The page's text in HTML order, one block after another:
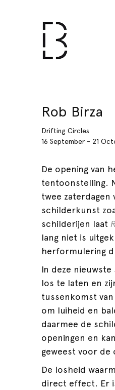
Rob Birza
Drifting Circles
16 September - 21
De opening van
tentoonstelling.
twee
schilderkunst
schilderijen laat
lang niet is
herformulering
In deze
los te laten en
tussenkomst
om luiheid en
daarmee de
openingen en
geweest voor de
De losheid
direct effect. Er